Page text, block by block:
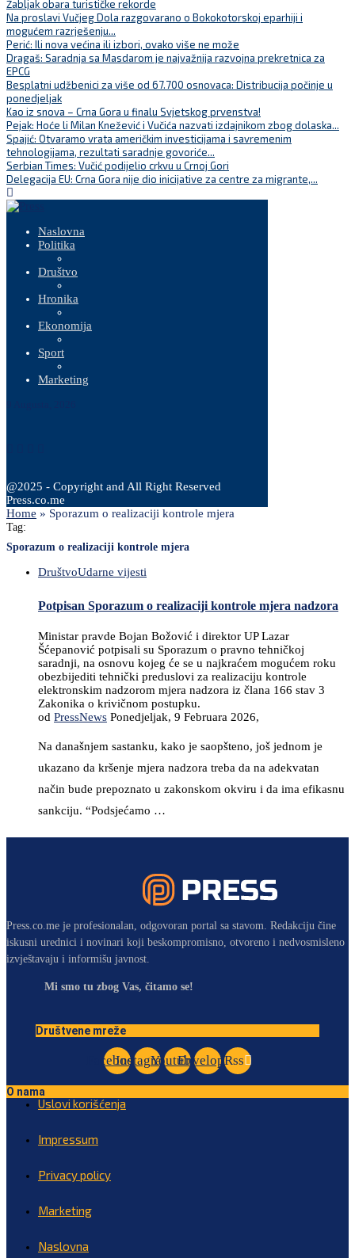
Žabljak obara turističke rekorde
Na proslavi Vučjeg Dola razgovarano o Bokokotorskoj eparhiji i
mogućem razrješenju...
Perić: Ili nova većina ili izbori, ovako više ne može
Dragaš: Saradnja sa Masdarom je najvažnija razvojna prekretnica za
EPCG
Besplatni udžbenici za više od 67.700 osnovaca: Distribucija počinje u
ponedjeljak
Kao iz snova – Crna Gora u finalu Svjetskog prvenstva!
Pejak: Hoće li Milan Knežević i Vučića nazvati izdajnikom zbog dolaska...
Spajić: Otvaramo vrata američkim investicijama i savremenim
tehnologijama, rezultati saradnje govoriće...
Serbian Times: Vučić podijelio crkvu u Crnoj Gori
Delegacija EU: Crna Gora nije dio inicijative za centre za migrante,...
Naslovna
Politika
Društvo
Hronika
Ekonomija
Sport
Marketing
@2025 - Copyright and All Right Reserved
Press.co.me
Home » Sporazum o realizaciji kontrole mjera
Tag:
Sporazum o realizaciji kontrole mjera
DruštvoUdarne vijesti
Potpisan Sporazum o realizaciji kontrole mjera nadzora
Ministar pravde Bojan Božović i direktor UP Lazar
Šćepanović potpisali su Sporazum o pravno tehničkoj
saradnji, na osnovu kojeg će se u najkraćem mogućem roku
obezbijediti tehnički preduslovi za realizaciju kontrole
elektronskim nadzorom mjera nadzora iz člana 166 stav 3
Zakonika o krivičnom postupku.
od PressNews Ponedjeljak, 9 Februara 2026,
Na današnjem sastanku, kako je saopšteno, još jednom je
ukazano da kršenje mjera nadzora treba da na adekvatan
način bude prepoznato u zakonskom okviru i da ima efikasnu
sankciju. “Podsjećamo …
Press.co.me je profesionalan, odgovoran portal sa stavom. Redakciju čine
iskusni urednici i novinari koji beskompromisno, otvoreno i nedvosmisleno
izvještavaju i informišu javnost.
Mi smo tu zbog Vas, čitamo se!
Društvene mreže
Facebook
InstagramYoutubeEnvelopeRss
O nama
Uslovi korišćenja
Impressum
Privacy policy
Marketing
Naslovna